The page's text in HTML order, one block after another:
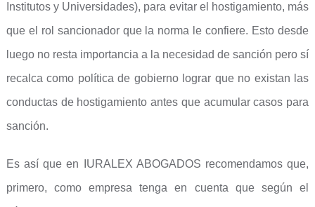
Institutos y Universidades), para evitar el hostigamiento, más
que el rol sancionador que la norma le confiere. Esto desde
luego no resta importancia a la necesidad de sanción pero sí
recalca como política de gobierno lograr que no existan las
conductas de hostigamiento antes que acumular casos para
sanción.
Es así que en IURALEX ABOGADOS recomendamos que,
primero, como empresa tenga en cuenta que según el